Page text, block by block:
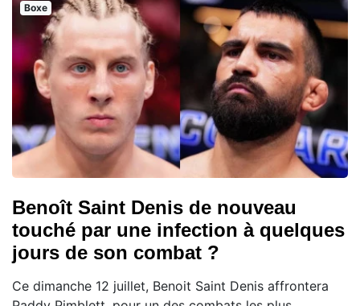
Boxe
Benoît Saint Denis de nouveau
touché par une infection à quelques
jours de son combat ?
Ce dimanche 12 juillet, Benoit Saint Denis affrontera